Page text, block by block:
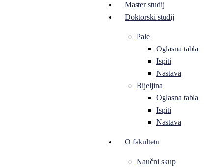
Master studij
Doktorski studij
Pale
Oglasna tabla
Ispiti
Nastava
Bijeljina
Oglasna tabla
Ispiti
Nastava
O fakultetu
Naučni skup